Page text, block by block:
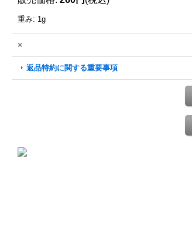
重み: 1g
×
返品特約に関する重要事項